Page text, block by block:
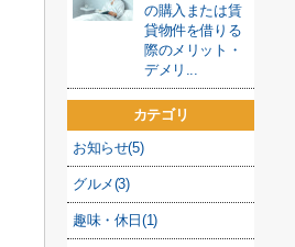
の購入または賃
貸物件を借りる
際のメリット・
デメリ...
カテゴリ
お知らせ(5)
グルメ(3)
趣味・休日(1)